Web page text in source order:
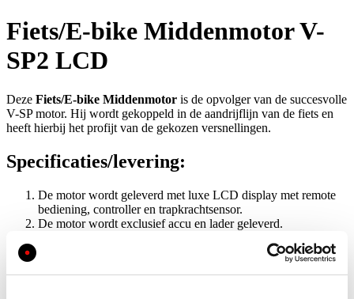
Fiets/E-bike Middenmotor V-
SP2 LCD
Deze Fiets/E-bike Middenmotor is de opvolger van de succesvolle
V-SP motor. Hij wordt gekoppeld in de aandrijflijn van de fiets en
heeft hierbij het profijt van de gekozen versnellingen.
Specificaties/levering:
De motor wordt geleverd met luxe LCD display met remote
bediening, controller en trapkrachtsensor.
De motor wordt exclusief accu en lader geleverd.
Wordt geleverd incl. ronde kettingbeschermer. Volledige